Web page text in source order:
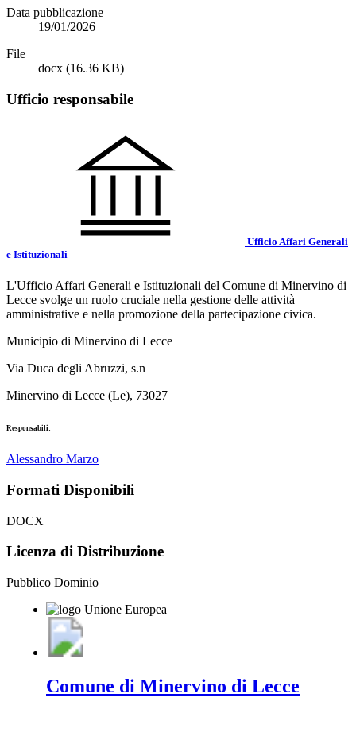
Data pubblicazione
19/01/2026
File
docx (16.36 KB)
Ufficio responsabile
Ufficio Affari Generali
e Istituzionali
L'Ufficio Affari Generali e Istituzionali del Comune di Minervino di
Lecce svolge un ruolo cruciale nella gestione delle attività
amministrative e nella promozione della partecipazione civica.
Municipio di Minervino di Lecce
Via Duca degli Abruzzi, s.n
Minervino di Lecce (Le), 73027
Responsabili:
Alessandro Marzo
Formati Disponibili
DOCX
Licenza di Distribuzione
Pubblico Dominio
Comune di Minervino di Lecce